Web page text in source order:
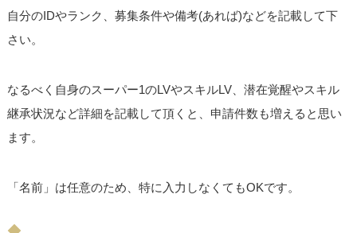
自分のIDやランク、募集条件や備考(あれば)などを記載して下
さい。
なるべく自身のスーパー1のLVやスキルLV、潜在覚醒やスキル
継承状況など詳細を記載して頂くと、申請件数も増えると思い
ます。
「名前」は任意のため、特に入力しなくてもOKです。